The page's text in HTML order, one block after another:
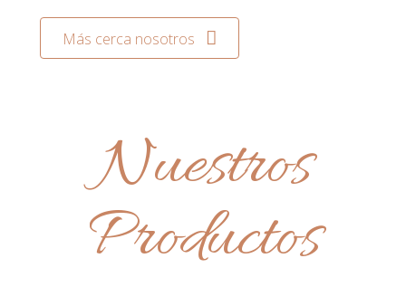
Más cerca nosotros
Nuestros
Productos